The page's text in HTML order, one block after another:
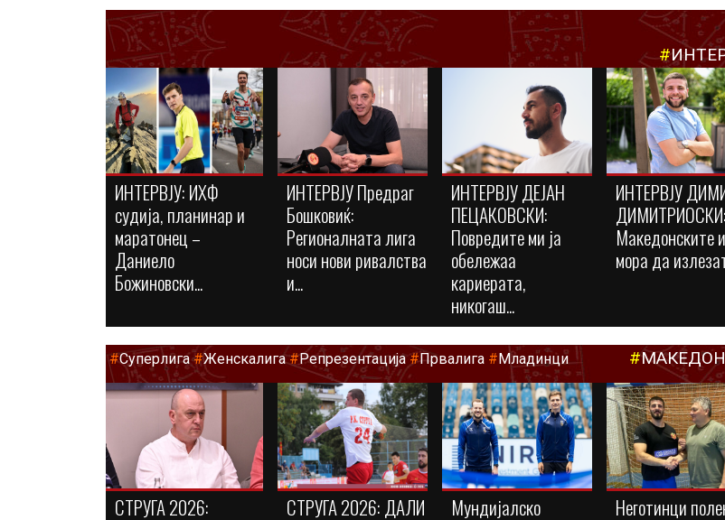
#
ИНТЕРВЈУ: ИХФ
судија, планинар и
маратонец –
Даниело
Божиновски...
ИНТЕРВЈУ Предраг
Бошковиќ:
Регионалната лига
носи нови ривалства
и...
ИНТЕРВЈУ ДЕЈАН
ПЕЦАКОВСКИ:
Повредите ми ја
обележаа
кариерата,
никогаш...
ИНТЕРВЈУ
ДИМИТРИОСКИ:
Македонските
мора да
#Суперлига #Женскалига#Репрезентација #Првалига # Младинци #
СТРУГА 2026:
СТРУГА 2026: ДАЛИ
Мундијалско
Неготинци